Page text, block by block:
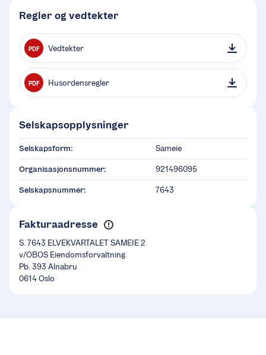
Regler og vedtekter
PDF Vedtekter
PDF Husordensregler
Selskapsopplysninger
Selskapsform: Sameie
Organisasjonsnummer: 921496095
Selskapsnummer: 7643
Fakturaadresse
S. 7643 ELVEKVARTALET SAMEIE 2
v/OBOS Eiendomsforvaltning
Pb. 393 Alnabru
0614 Oslo